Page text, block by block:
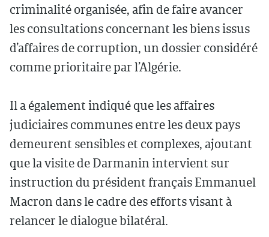
criminalité organisée, afin de faire avancer
les consultations concernant les biens issus
d’affaires de corruption, un dossier considéré
comme prioritaire par l’Algérie.
Il a également indiqué que les affaires
judiciaires communes entre les deux pays
demeurent sensibles et complexes, ajoutant
que la visite de Darmanin intervient sur
instruction du président français Emmanuel
Macron dans le cadre des efforts visant à
relancer le dialogue bilatéral.